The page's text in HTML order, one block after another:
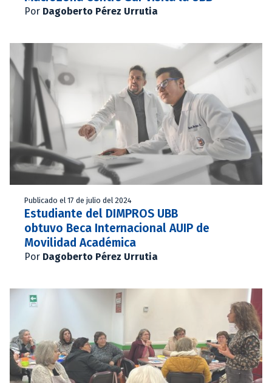
Por Dagoberto Pérez Urrutia
Publicado el 17 de julio del 2024
Estudiante del DIMPROS UBB
obtuvo Beca Internacional AUIP de
Movilidad Académica
Por Dagoberto Pérez Urrutia